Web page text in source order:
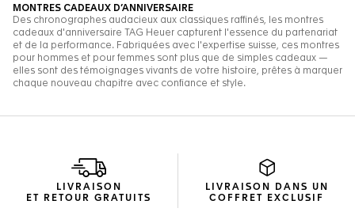
LIVRAISON
ET RETOUR GRATUITS
LIVRAISON DANS UN
COFFRET EXCLUSIF